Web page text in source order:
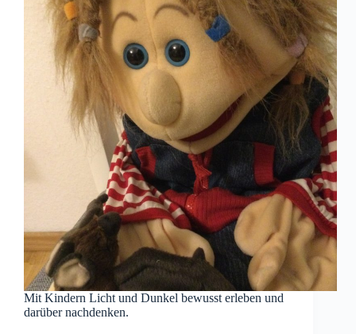
Mit Kindern Licht und Dunkel bewusst erleben und
darüber nachdenken.